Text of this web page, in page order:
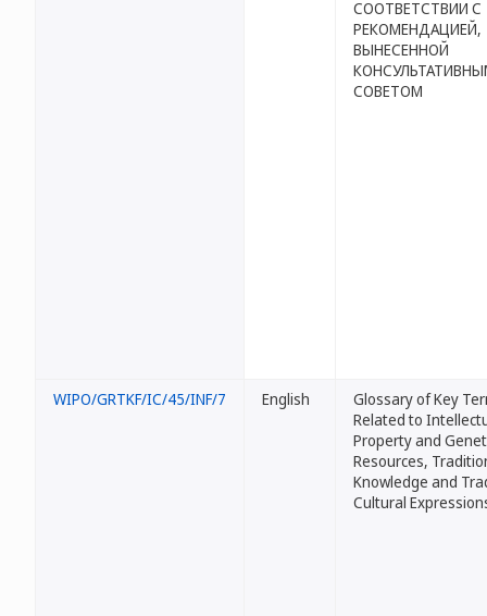
СООТВЕТСТВИИ С
РЕКОМЕНДАЦИЕЙ,
ВЫНЕСЕННОЙ
СОВЕТОМ
WIPO/GRTKF/IC/45/INF/7 English
Glossary of Key
Related to
Property and
Resources,
Knowledge and
Cultural